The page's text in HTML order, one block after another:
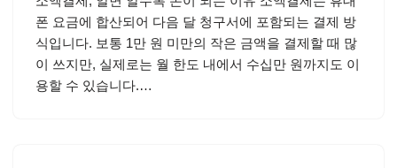
폰 요금에 합산되어 다음 달 청구서에 포함되는 결제 방
식입니다. 보통 1만 원 미만의 작은 금액을 결제할 때 많
이 쓰지만, 실제로는 월 한도 내에서 수십만 원까지도 이
용할 수 있습니다.…